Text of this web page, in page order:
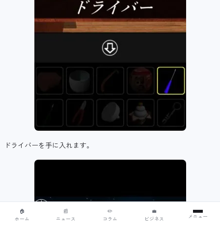
ドライバーを手に入れます。
🏠
ホーム
📰
ニュース
✏️
コラム
💼
ビジネス
メニュー